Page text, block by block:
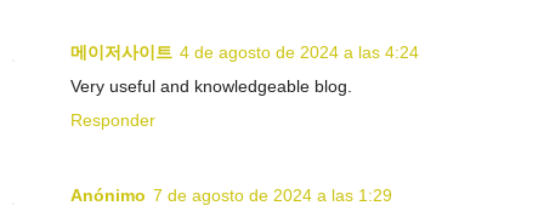
메이저사이트 4 de agosto de 2024 a las 4:24
Very useful and knowledgeable blog.
Responder
Anónimo 7 de agosto de 2024 a las 1:29